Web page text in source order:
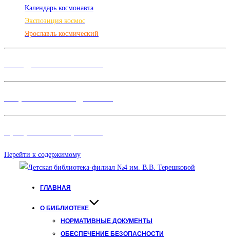
Календарь космонавта
Экспозиция космос
Ярославль космический
Перейти к содержимому
ГЛАВНАЯ
О БИБЛИОТЕКЕ
НОРМАТИВНЫЕ ДОКУМЕНТЫ
ОБЕСПЕЧЕНИЕ БЕЗОПАСНОСТИ